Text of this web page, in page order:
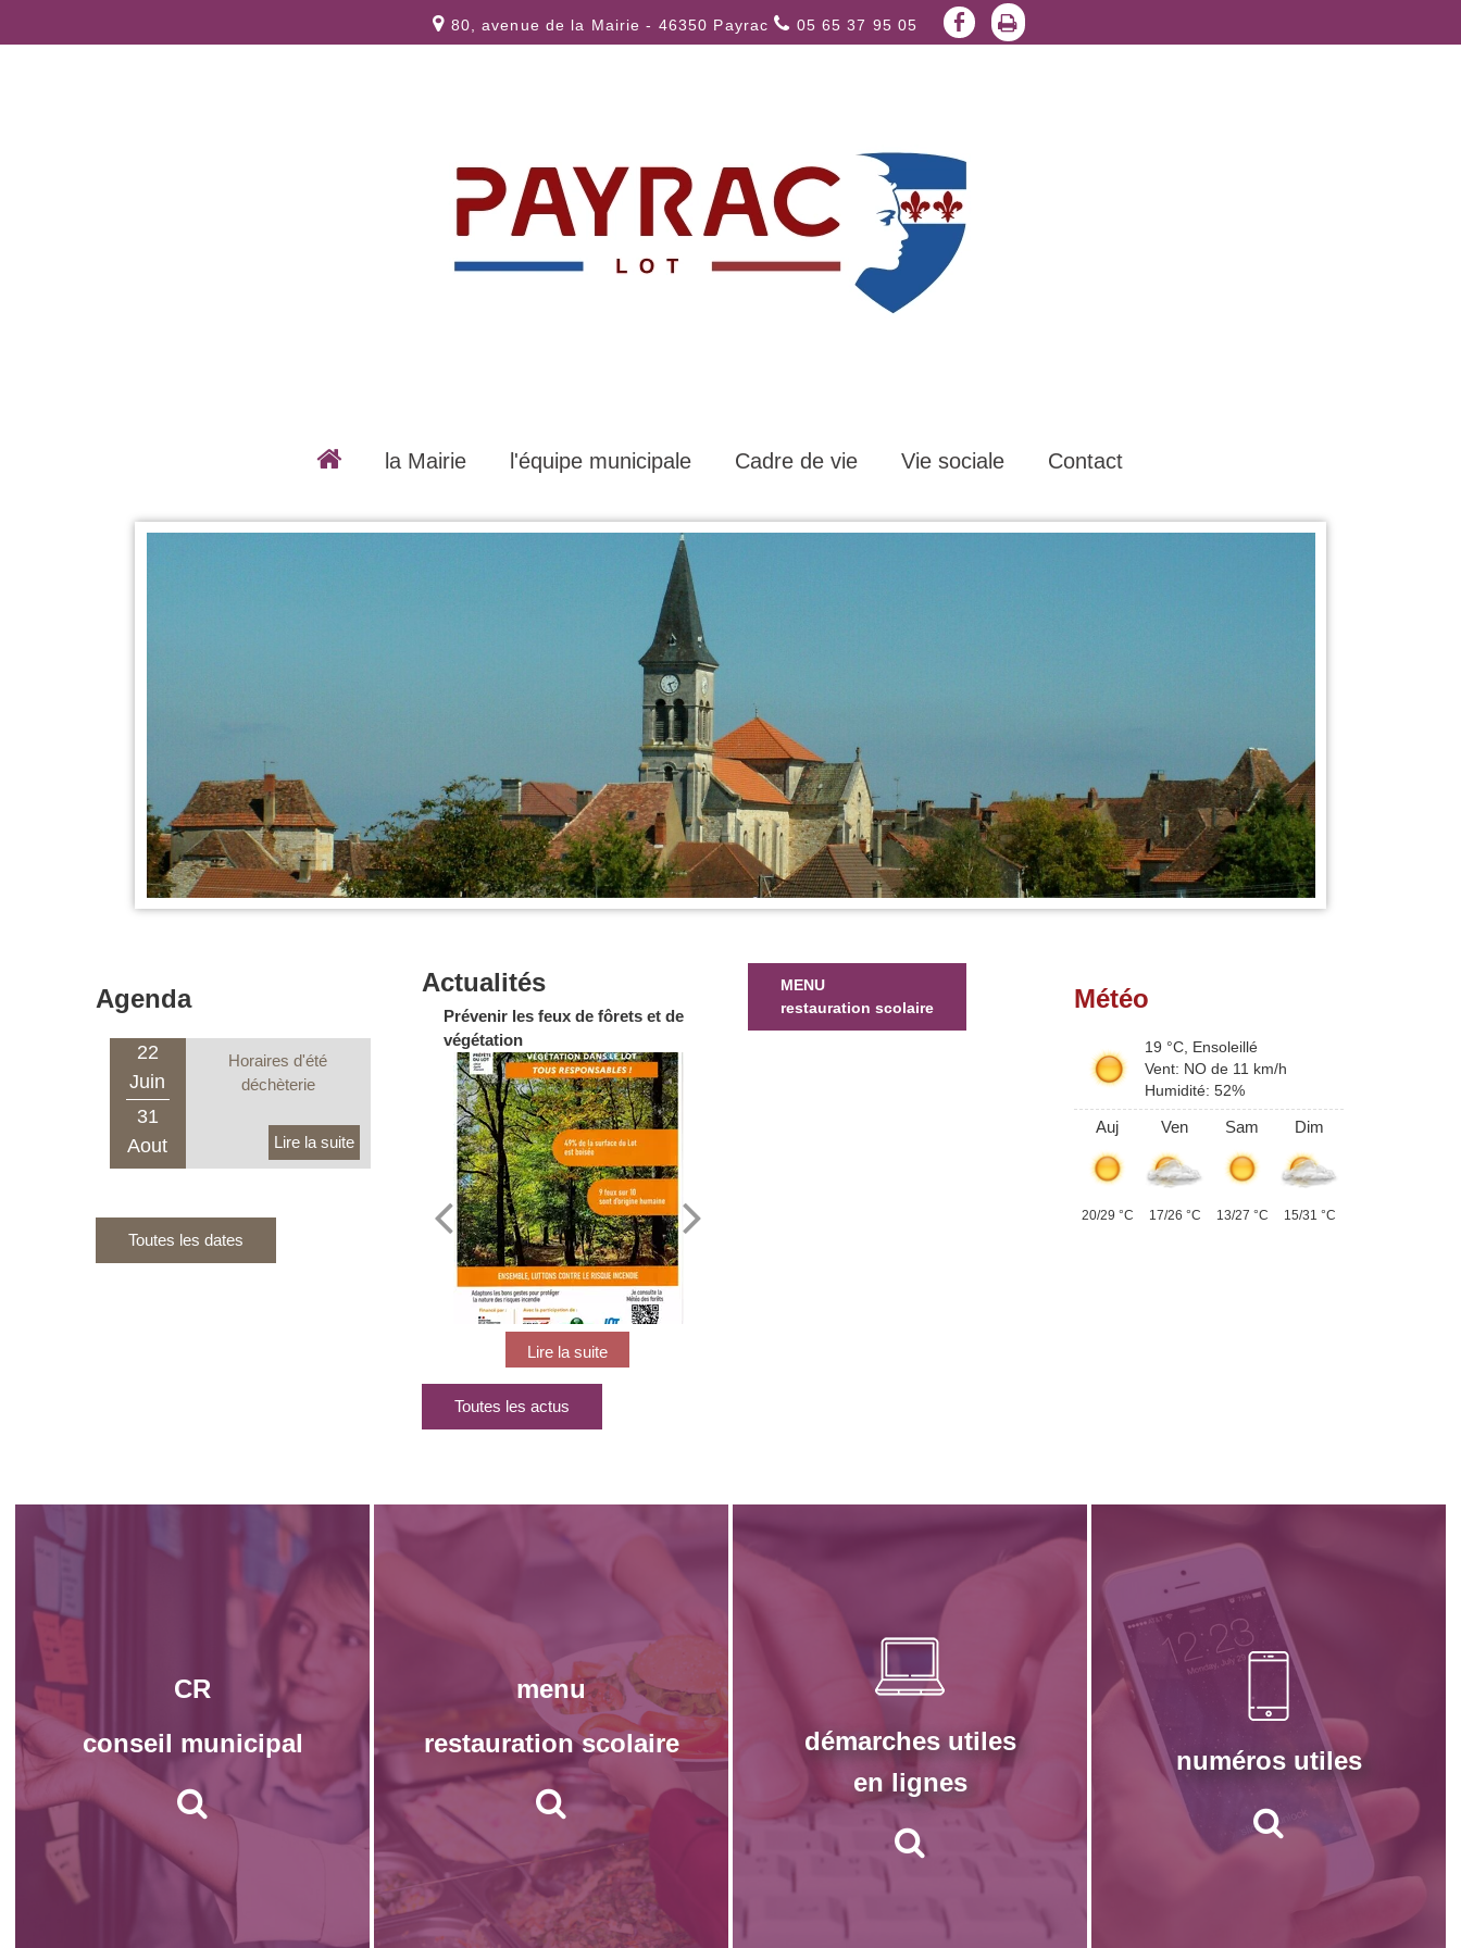
80, avenue de la Mairie - 46350 Payrac 05 65 37 95 05
la Mairie l'équipe municipale Cadre de vie Vie sociale Contact
Agenda
22
Juin
31
Aout
Horaires d'été
déchèterie
Toutes les dates
Actualités
Prévenir les feux de fôrets et de
végétation
Panneau Pocket
Toutes les actus
MENU
restauration scolaire
Météo
19 °C, Ensoleillé
Vent: NO de 11 km/h
Humidité: 52%
Auj
20/29 °C
Ven
17/26 °C
Sam
13/27 °C
Dim
15/31 °C
CR
conseil municipal
menu
restauration scolaire
démarches utiles
en lignes
numéros utiles